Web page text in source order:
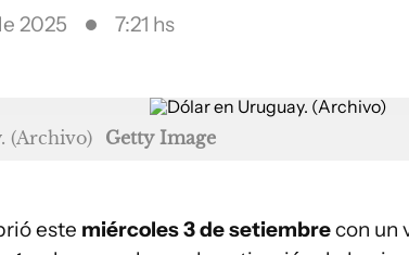
2025 7:21 hs
(Archivo) Getty Image
este miércoles 3 de setiembrecon un